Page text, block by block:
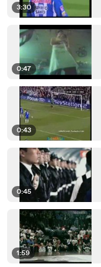
3:30
0:47
0:43
0:45
1:59